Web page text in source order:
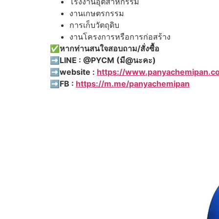
งานเกษตรกรรม
การเก็บวัตถุดิบ
งานโครงการหรือการก่อสร้าง
✅หากท่านสนใจสอบถาม/สั่งซื้อ
➡️LINE : @PYCM (มี@นะคะ)
➡️website : https://
➡️FB : https://m.me/panyachemipan